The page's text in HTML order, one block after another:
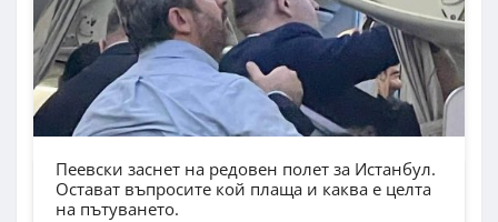
Пеевски заснет на редовен полет за Истанбул.
Остават въпросите кой плаща и каква е целта
на пътуването.